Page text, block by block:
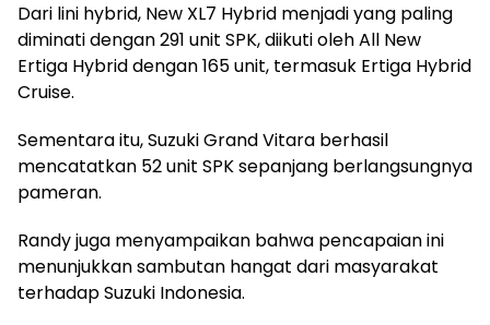
Dari lini hybrid, New XL7 Hybrid menjadi yang paling
diminati dengan 291 unit SPK, diikuti oleh All New
Ertiga Hybrid dengan 165 unit, termasuk Ertiga Hybrid
Cruise.
Sementara itu, Suzuki Grand Vitara berhasil
mencatatkan 52 unit SPK sepanjang berlangsungnya
pameran.
Randy juga menyampaikan bahwa pencapaian ini
menunjukkan sambutan hangat dari masyarakat
terhadap Suzuki Indonesia.